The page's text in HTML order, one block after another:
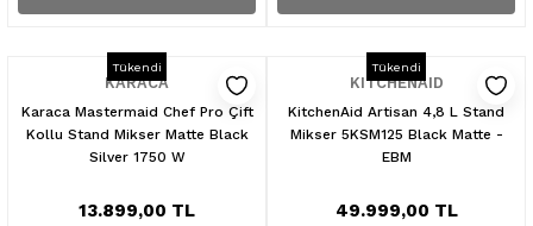
Tükendi
KARACA
Karaca Mastermaid Chef Pro Çift
Kollu Stand Mikser Matte Black
Silver 1750 W
13.899,00 TL
Tükendi
KITCHENAID
KitchenAid Artisan 4,8 L Stand
Mikser 5KSM125 Black Matte -
EBM
49.999,00 TL